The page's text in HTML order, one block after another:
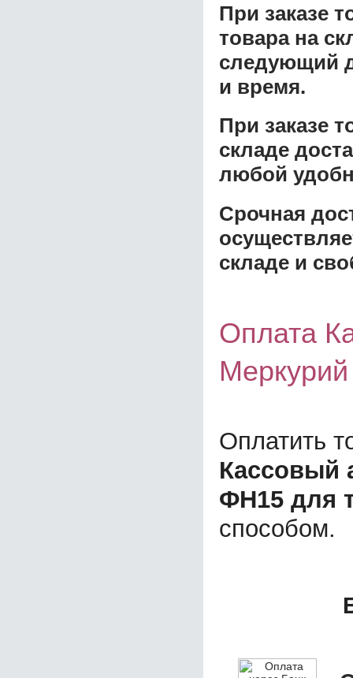
При заказе
товара на
следующий
и время.
При заказе
складе
любой
Срочная
складе и
Оплата
Оплатить
Кассовый
ФН15 для
способом.